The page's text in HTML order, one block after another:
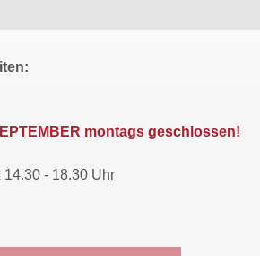
montags geschlossen!
- 18.30 Uhr